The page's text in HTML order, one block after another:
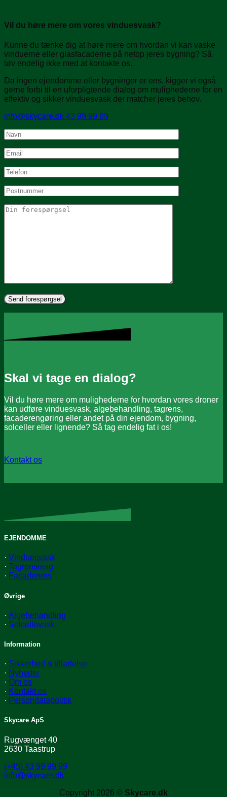
Vil du høre mere om vores vinduesvask?
Kunne du tænke dig at høre mere om hvordan vi kan vaske
vinduerne eller glasfacaderne på netop jeres bygning? Så
tøv endelig ikke med at kontakte os.
Da ingen ejendomme eller bygninger er ens, kigger vi også
gerne forbi til en uforpligtende dialog om mulighederne for en
effektiv og sikker vinduesvask der matcher jeres behov.
info@skycare.dk 43 99 99 99
Skal vi tage en dialog?
Vil du høre mere om mulighederne for hvordan vores droner
kan udføre vinduesvask, algebehandling, tagrens,
facaderengøring eller andet på din ejendom, bygning,
solceller eller lignende? Så tag endelig fat i os!
Kontakt os
EJENDOMME
· Vinduesvask
· Tagrensning
· Facaderens
Øvrige
· Algebehandling
· Solcellevask
Information
· Sikkerhed & tilladelse
· Nyheder
· Om os
· Kontakt os
· Persondatapolitik
Skycare ApS
Rugvænget 40
2630 Taastrup
(+45) 43 99 99 99
info@skycare.dk
Copyright 2026 © Skycare.dk